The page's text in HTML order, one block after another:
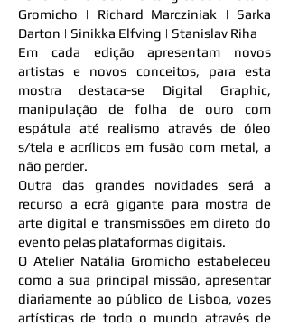
Gromicho | Richard Marcziniak | Sarka
Darton | Sinikka Elfving | Stanislav Riha
Em cada edição apresentam novos
artistas e novos conceitos, para esta
mostra destaca-se Digital Graphic,
manipulação de folha de ouro com
espátula até realismo através de óleo
s/tela e acrílicos em fusão com metal, a
não perder.
Outra das grandes novidades será a
recurso a ecrã gigante para mostra de
arte digital e transmissões em direto do
evento pelas plataformas digitais.
O Atelier Natália Gromicho estabeleceu
como a sua principal missão, apresentar
diariamente ao público de Lisboa, vozes
artísticas de todo o mundo através de